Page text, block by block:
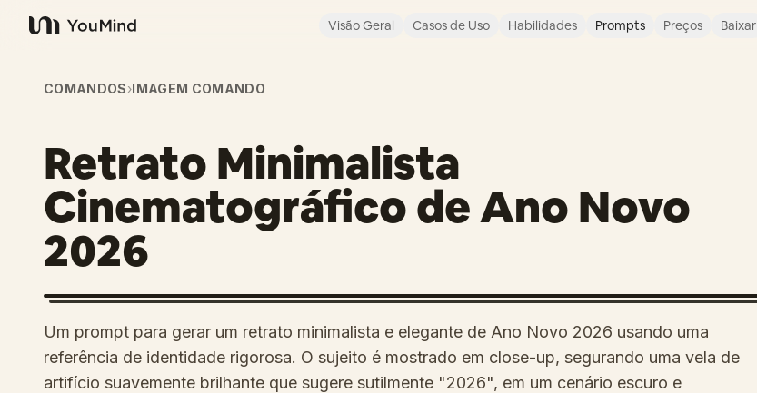
YouMind
Visão Geral Casos de Uso Habilidades Prompts Preços Baixar
COMANDOS›IMAGEM COMANDO
Retrato Minimalista
Cinematográfico de Ano Novo
2026
Um prompt para gerar um retrato minimalista e elegante de Ano Novo 2026 usando uma
referência de identidade rigorosa. O sujeito é mostrado em close-up, segurando uma vela de
artifício suavemente brilhante que sugere sutilmente "2026", em um cenário escuro e